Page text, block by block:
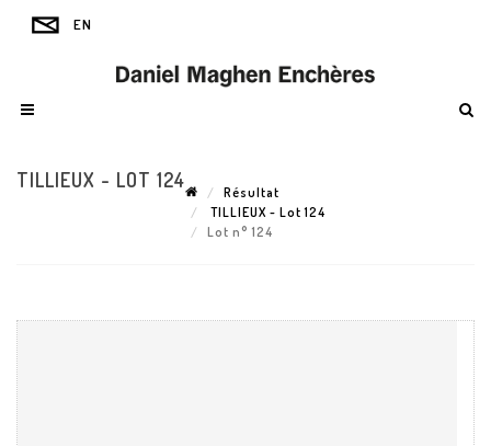
TILLIEUX - LOT 124
Résultat
TILLIEUX - Lot 124
Lot n° 124